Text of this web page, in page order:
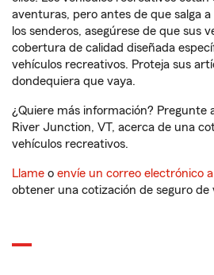
aventuras, pero antes de que salga
los senderos, asegúrese de que sus
cobertura de calidad diseñada
vehículos recreativos. Proteja sus
dondequiera que vaya.
¿Quiere más información? Pregunte
River Junction, VT, acerca de una
vehículos recreativos.
Llame o envíe un correo electrónico
obtener una cotización de seguro de